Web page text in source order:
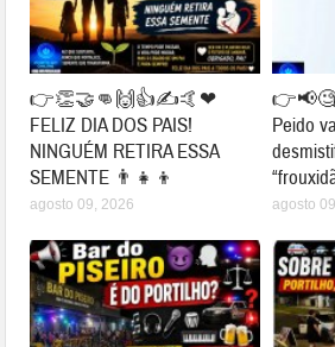
👉👏🤝👊🙌👍✍🤙❤
FELIZ DIA DOS PAIS!
NINGUÉM RETIRA ESSA
SEMENTE 👨‍👧‍👦
agosto 09, 2026
Peido
agosto